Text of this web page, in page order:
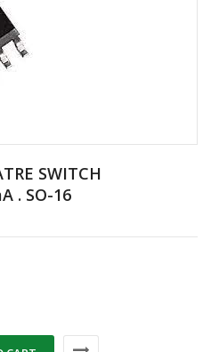
SWITCH
. SO-16